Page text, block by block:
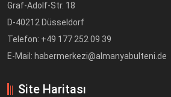
Graf-Adolf-Str. 18
D-40212 Düsseldorf
Telefon: +49 177 252 09 39
E-Mail: habermerkezi@almanyabulteni.de
Site Haritası